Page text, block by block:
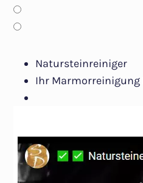
Natursteinreiniger
Ihr Marmorreinigung